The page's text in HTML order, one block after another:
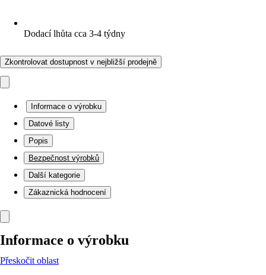
Dodací lhůta cca 3-4 týdny
Zkontrolovat dostupnost v nejbližší prodejně
Informace o výrobku
Datové listy
Popis
Bezpečnost výrobků
Další kategorie
Zákaznická hodnocení
Informace o výrobku
Přeskočit oblast